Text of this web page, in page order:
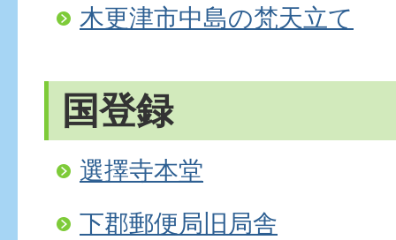
木更津市中島の梵天立て
国登録
選擇寺本堂
下郡郵便局旧局舎